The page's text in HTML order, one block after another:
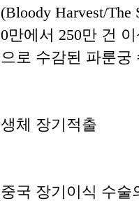
(Bloody Harvest/
0만에서 250만 건
으로 수감된 파룬궁
생체 장기적출
중국 장기이식 수술